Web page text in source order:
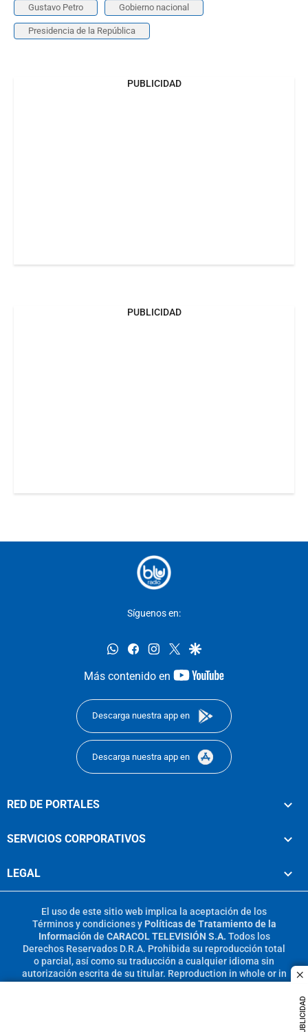
PUBLICIDAD
Gustavo Petro Gobierno nacional
Presidencia de la República
PUBLICIDAD
PUBLICIDAD
Síguenos en:
whatsappfacebookinstagram
twittergoogle
Más contenido en
youtube-
Descarga nuestra app en
Descarga nuestra app en
RED DE PORTALES
SERVICIOS CORPORATIVOS
LEGAL
El uso de este sitio web implica la aceptación de los
Términos y condicionesy Políticas de Tratamiento de la
Información de CARACOL TELEVISIÓN S.A. Todos los
Derechos Reservados D.R.A. Prohibida su reproducción total
o parcial, así como su traducción a cualquier idioma sin
autorización escrita de su titular. Reproduction in whole or in